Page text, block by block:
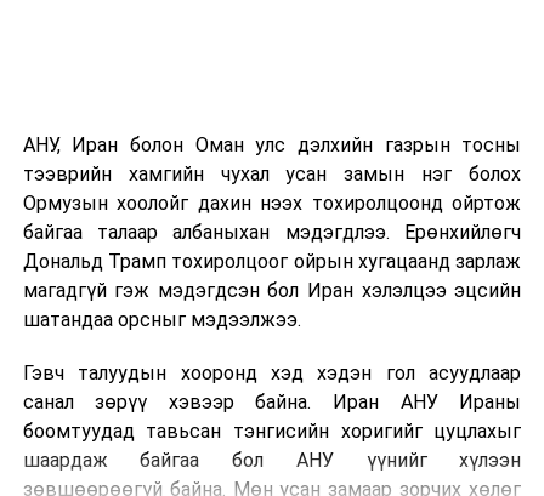
АНУ, Иран болон Оман улс дэлхийн газрын тосны
тээврийн хамгийн чухал усан замын нэг болох
Ормузын хоолойг дахин нээх тохиролцоонд ойртож
байгаа талаар албаныхан мэдэгдлээ. Ерөнхийлөгч
Дональд Трамп тохиролцоог ойрын хугацаанд зарлаж
магадгүй гэж мэдэгдсэн бол Иран хэлэлцээ эцсийн
шатандаа орсныг мэдээлжээ.
Гэвч талуудын хооронд хэд хэдэн гол асуудлаар
санал зөрүү хэвээр байна. Иран АНУ Ираны
боомтуудад тавьсан тэнгисийн хоригийг цуцлахыг
шаардаж байгаа бол АНУ үүнийг хүлээн
зөвшөөрөөгүй байна. Мөн усан замаар зорчих хөлөг